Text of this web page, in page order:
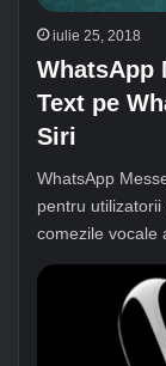
iulie 25, 2018
WhatsApp
Text pe
Siri
WhatsApp
pentru
comezile vocale